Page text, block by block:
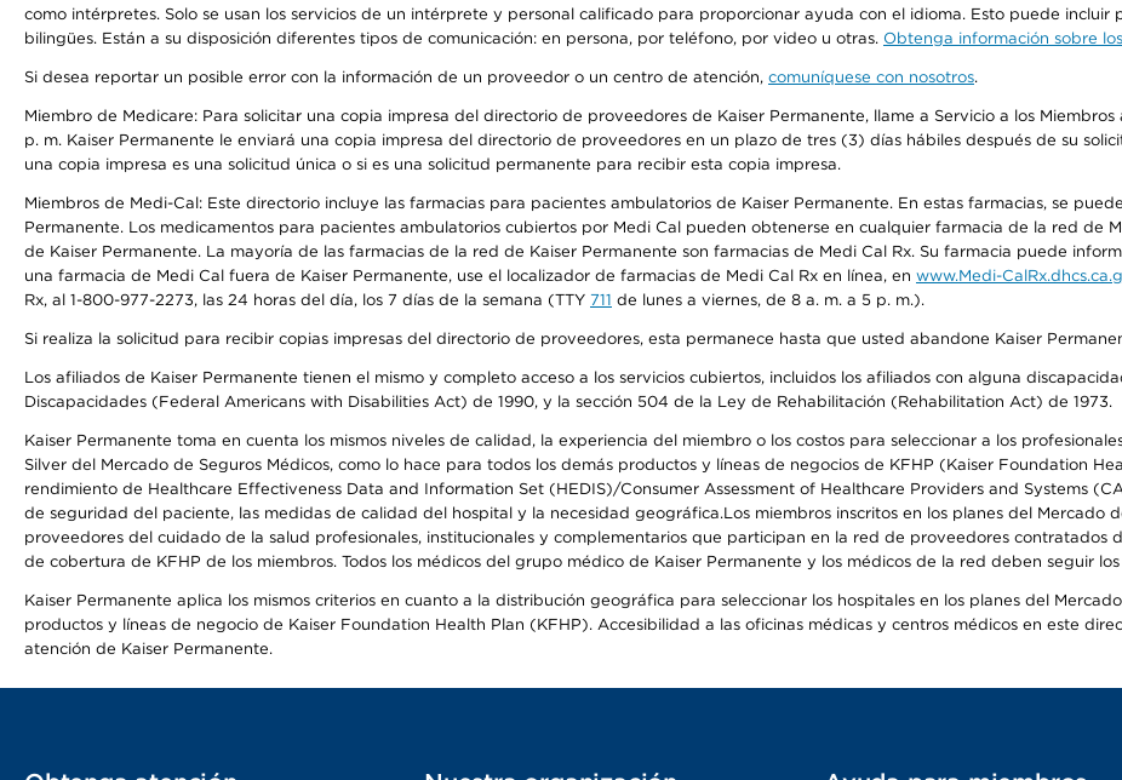
como intérpretes. Solo se usan los servicios de un intérprete y personal calificado para proporcionar ayuda con el idioma. Esto puede
bilingües. Están a su disposición diferentes tipos de comunicación: en persona, por teléfono, por video u otras. Obtenga información sobre
Si desea reportar un posible error con la información de un proveedor o un centro de atención, comuníquese con nosotros.
Miembro de Medicare: Para solicitar una copia impresa del directorio de proveedores de Kaiser Permanente, llame a Servicio a los
p. m. Kaiser Permanente le enviará una copia impresa del directorio de proveedores en un plazo de tres (3) días hábiles después de su
una copia impresa es una solicitud única o si es una solicitud permanente para recibir esta copia impresa.
Miembros de Medi-Cal: Este directorio incluye las farmacias para pacientes ambulatorios de Kaiser Permanente. En estas farmacias, se
Permanente. Los medicamentos para pacientes ambulatorios cubiertos por Medi Cal pueden obtenerse en cualquier farmacia de la red de
de Kaiser Permanente. La mayoría de las farmacias de la red de Kaiser Permanente son farmacias de Medi Cal Rx. Su farmacia puede
una farmacia de Medi Cal fuera de Kaiser Permanente, use el localizador de farmacias de Medi Cal Rx en línea, en www.Medi-
Rx, al 1-800-977-2273, las 24 horas del día, los 7 días de la semana (TTY 711 de lunes a viernes, de 8 a. m. a 5 p. m.).
Si realiza la solicitud para recibir copias impresas del directorio de proveedores, esta permanece hasta que usted abandone Kaiser
Los afiliados de Kaiser Permanente tienen el mismo y completo acceso a los servicios cubiertos, incluidos los afiliados con alguna
Discapacidades (Federal Americans with Disabilities Act) de 1990, y la sección 504 de la Ley de Rehabilitación (Rehabilitation Act) de 1973.
Kaiser Permanente toma en cuenta los mismos niveles de calidad, la experiencia del miembro o los costos para seleccionar a los
Silver del Mercado de Seguros Médicos, como lo hace para todos los demás productos y líneas de negocios de KFHP (Kaiser Foundation
rendimiento de Healthcare Effectiveness Data and Information Set (HEDIS)/Consumer Assessment of Healthcare Providers and Systems
de seguridad del paciente, las medidas de calidad del hospital y la necesidad geográfica.Los miembros inscritos en los planes del Mercado
proveedores del cuidado de la salud profesionales, institucionales y complementarios que participan en la red de proveedores contratados
de cobertura de KFHP de los miembros. Todos los médicos del grupo médico de Kaiser Permanente y los médicos de la red deben seguir
Kaiser Permanente aplica los mismos criterios en cuanto a la distribución geográfica para seleccionar los hospitales en los planes del
productos y líneas de negocio de Kaiser Foundation Health Plan (KFHP). Accesibilidad a las oficinas médicas y centros médicos en este
atención de Kaiser Permanente.